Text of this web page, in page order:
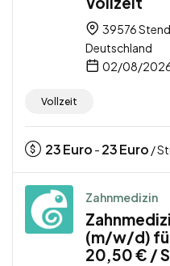
39576
Deutschland
02/08/
Vollzeit
23Euro - 23Euro /
Zahnmedizin
(m/w/d)
20,50 € /